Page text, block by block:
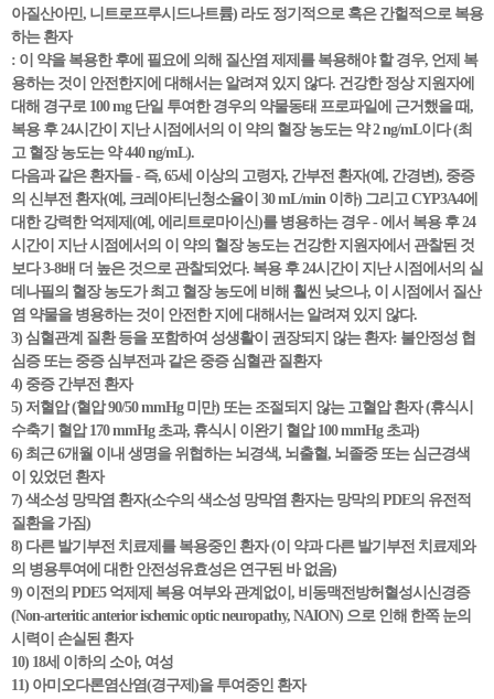
아질산아민, 니트로프루시드나트륨) 라도 정기적으로 혹은 간헐적으로 복용
하는 환자
: 이 약을 복용한 후에 필요에 의해 질산염 제제를 복용해야 할 경우, 언제 복
용하는 것이 안전한지에 대해서는 알려져 있지 않다. 건강한 정상 지원자에
대해 경구로 100 mg 단일 투여한 경우의 약물동태 프로파일에 근거했을 때,
복용 후 24시간이 지난 시점에서의 이 약의 혈장 농도는 약 2 ng/mL이다 (최
고 혈장 농도는 약 440 ng/mL).
다음과 같은 환자들 - 즉, 65세 이상의 고령자, 간부전 환자(예, 간경변), 중증
의 신부전 환자(예, 크레아티닌청소율이 30 mL/min 이하) 그리고 CYP3A4에
대한 강력한 억제제(예, 에리트로마이신)를 병용하는 경우 - 에서 복용 후 24
시간이 지난 시점에서의 이 약의 혈장 농도는 건강한 지원자에서 관찰된 것
보다 3-8배 더 높은 것으로 관찰되었다. 복용 후 24시간이 지난 시점에서의 실
데나필의 혈장 농도가 최고 혈장 농도에 비해 훨씬 낮으나, 이 시점에서 질산
염 약물을 병용하는 것이 안전한 지에 대해서는 알려져 있지 않다.
3) 심혈관계 질환 등을 포함하여 성생활이 권장되지 않는 환자: 불안정성 협
심증 또는 중증 심부전과 같은 중증 심혈관 질환자
4) 중증 간부전 환자
5) 저혈압 (혈압 90/50 mmHg 미만) 또는 조절되지 않는 고혈압 환자 (휴식시
수축기 혈압 170 mmHg 초과, 휴식시 이완기 혈압 100 mmHg 초과)
6) 최근 6개월 이내 생명을 위협하는 뇌경색, 뇌출혈, 뇌졸중 또는 심근경색
이 있었던 환자
7) 색소성 망막염 환자(소수의 색소성 망막염 환자는 망막의 PDE의 유전적
질환을 가짐)
8) 다른 발기부전 치료제를 복용중인 환자 (이 약과 다른 발기부전 치료제와
의 병용투여에 대한 안전성유효성은 연구된 바 없음)
9) 이전의 PDE5 억제제 복용 여부와 관계없이, 비동맥전방허혈성시신경증
(Non-arteritic anterior ischemic optic neuropathy, NAION) 으로 인해 한쪽 눈의
시력이 손실된 환자
10) 18세 이하의 소아, 여성
11) 아미오다론염산염(경구제)을 투여중인 환자